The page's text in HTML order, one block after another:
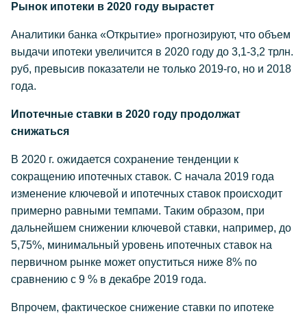
Рынок ипотеки в 2020 году вырастет
Аналитики банка «Открытие» прогнозируют, что объем
выдачи ипотеки увеличится в 2020 году до 3,1-3,2 трлн.
руб, превысив показатели не только 2019-го, но и 2018
года.
Ипотечные ставки в 2020 году продолжат
снижаться
В 2020 г. ожидается сохранение тенденции к
сокращению ипотечных ставок. С начала 2019 года
изменение ключевой и ипотечных ставок происходит
примерно равными темпами. Таким образом, при
дальнейшем снижении ключевой ставки, например, до
5,75%, минимальный уровень ипотечных ставок на
первичном рынке может опуститься ниже 8% по
сравнению с 9 % в декабре 2019 года.
Впрочем, фактическое снижение ставки по ипотеке